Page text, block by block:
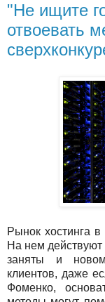
"Не ищите
отвоевать
Рынок хостинга
На нем
заняты и
клиентов, даже
Фоменко,